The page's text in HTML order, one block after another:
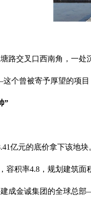
路交叉口西南角，一处
个曾被寄予厚望的项目
”
亿元的底价拿下该地块
容积率4.8，规划建筑
成金诚集团的全球总